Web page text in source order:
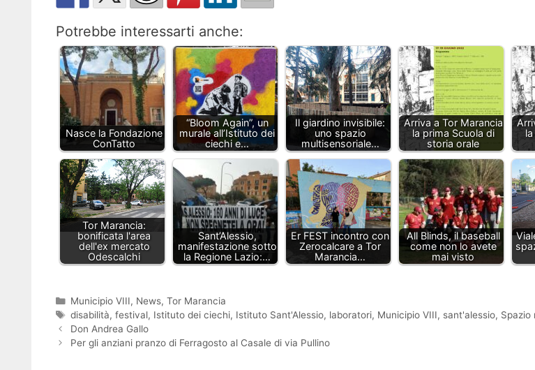
Potrebbe interessarti anche:
Nasce la Fondazione
ConTatto
“Bloom Again”, un
murale all’Istituto dei
ciechi e…
Il giardino invisibile:
uno spazio
multisensoriale…
Arriva a Tor Marancia
la prima Scuola di
storia orale
Tor Marancia:
bonificata l'area
dell'ex mercato
Odescalchi
Sant’Alessio,
manifestazione sotto
la Regione Lazio:…
Er FEST incontro con
Zerocalcare a Tor
Marancia…
All Blinds, il baseball
come non lo avete
mai visto
Categorie
Municipio VIII, News, Tor Marancia
Tag
disabilità, festival, Istituto dei ciechi, Istituto Sant'Alessio, laboratori, Municipio VIII, sant'alessio, Spazio
Don Andrea Gallo
Per gli anziani pranzo di Ferragosto al Casale di via Pullino